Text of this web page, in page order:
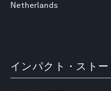
Netherlands
インパクト・ストー